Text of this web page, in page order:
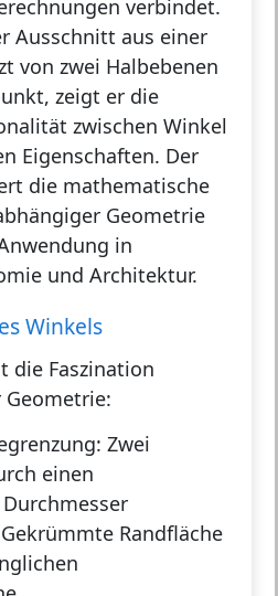
verbindet.
Ausschnitt aus einer
von zwei Halbebenen
zeigt er die
zwischen Winkel
Eigenschaften. Der
die mathematische
Geometrie
in
und Architektur.
Winkels
die Faszination
Zwei
einen
Gekrümmte Randfläche